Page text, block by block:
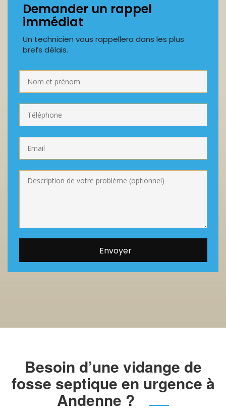
Demander un rappel
immédiat
Un technicien vous rappellera dans les plus
brefs délais.
Besoin d’une vidange de
fosse septique en urgence à
Andenne ?